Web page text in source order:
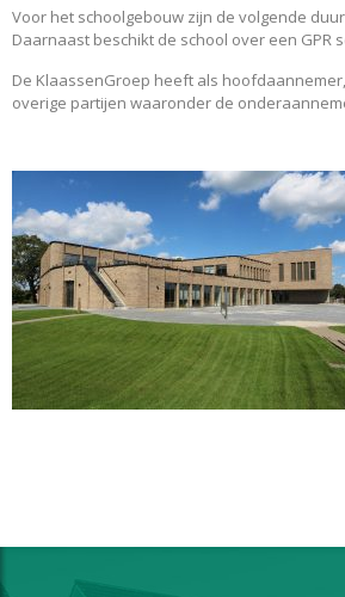
Voor het schoolgebouw zijn de volgende
Daarnaast beschikt de school over een GPR
De KlaassenGroep heeft als
overige partijen waaronder de